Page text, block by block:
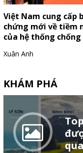
Việt Nam cung cấp
chứng mới về tiềm
của hệ thống chống
Xuân Anh
KHÁM PHÁ